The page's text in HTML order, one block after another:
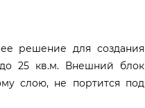
решение для создания
25 кв.м. Внешний блок
слою, не портится под